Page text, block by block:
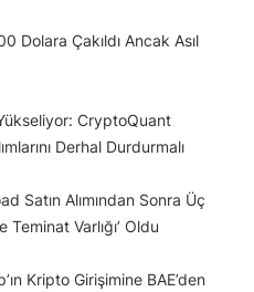
Dolara Çakıldı Ancak Asıl
CryptoQuant
Derhal Durdurmalı
Satın Alımından Sonra Üç
Teminat Varlığı’ Oldu
Kripto Girişimine BAE’den